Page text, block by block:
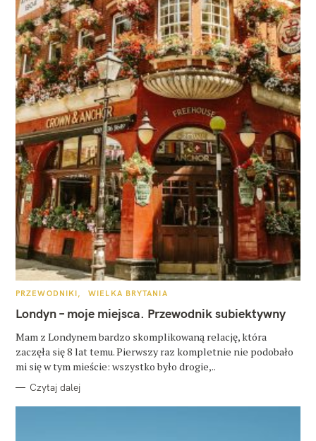
K
T
E
O
R
I
PRZEWODNIKI WIELKA BRYTANIA
Londyn – moje miejsca. Przewodnik subiektywny
Mam z Londynem bardzo skomplikowaną relację, która
zaczęła się 8 lat temu. Pierwszy raz kompletnie nie podobało
mi się w tym mieście: wszystko było drogie,..
Czytaj dalej